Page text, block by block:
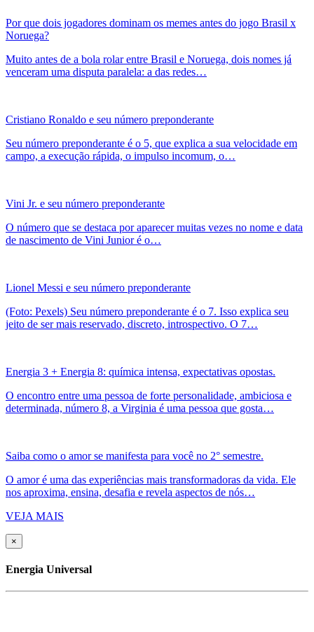
Por que dois jogadores dominam os memes antes do jogo Brasil x
Noruega?
Muito antes de a bola rolar entre Brasil e Noruega, dois nomes já
venceram uma disputa paralela: a das redes…
Cristiano Ronaldo e seu número preponderante
Seu número preponderante é o 5, que explica a sua velocidade em
campo, a execução rápida, o impulso incomum, o…
Vini Jr. e seu número preponderante
O número que se destaca por aparecer muitas vezes no nome e data
de nascimento de Vini Junior é o…
Lionel Messi e seu número preponderante
(Foto: Pexels) Seu número preponderante é o 7. Isso explica seu
jeito de ser mais reservado, discreto, introspectivo. O 7…
Energia 3 + Energia 8: química intensa, expectativas opostas.
O encontro entre uma pessoa de forte personalidade, ambiciosa e
determinada, número 8, a Virginia é uma pessoa que gosta…
Saiba como o amor se manifesta para você no 2° semestre.
O amor é uma das experiências mais transformadoras da vida. Ele
nos aproxima, ensina, desafia e revela aspectos de nós…
VEJA MAIS
×
Energia Universal